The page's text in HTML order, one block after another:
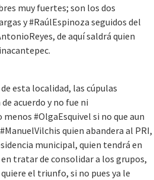
muy fuertes; son los dos
y #RaúlEspinoza seguidos del
de aquí saldrá quien
esta localidad, las cúpulas
acuerdo y no fue ni
#OlgaEsquivel si no que aun
quien abandera al PRI,
municipal, quien tendrá en
tratar de consolidar a los grupos,
el triunfo, si no pues ya le